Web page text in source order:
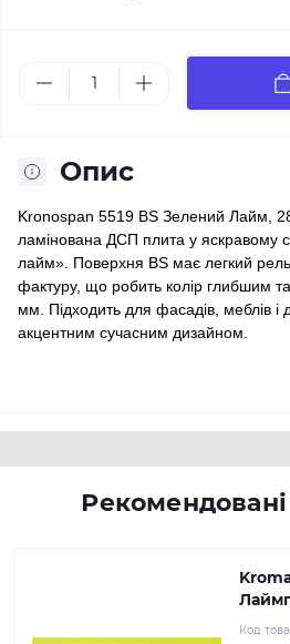
Опис
Kronospan 5519 BS Зелений Лайм,
ламінована ДСП плита у яскравому
лайм». Поверхня BS має легкий
фактуру, що робить колір глибшим
мм. Підходить для фасадів, меблів і
акцентним сучасним дизайном.
Код